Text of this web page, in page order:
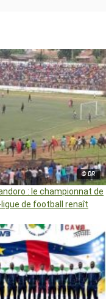
© DR
: le championnat de
de football renaît